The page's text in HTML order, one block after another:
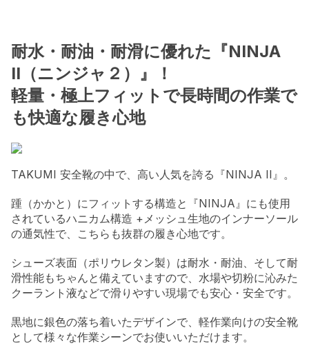
耐水・耐油・耐滑に優れた『NINJA
II（ニンジャ２）』！
軽量・極上フィットで長時間の作業で
も快適な履き心地
TAKUMI 安全靴の中で、高い人気を誇る『NINJA II』。
踵（かかと）にフィットする構造と『NINJA』にも使用
されているハニカム構造 +メッシュ生地のインナーソール
の通気性で、こちらも抜群の履き心地です。
シューズ表面（ポリウレタン製）は耐水・耐油、そして耐
滑性能もちゃんと備えていますので、水場や切粉に沁みた
クーラント液などで滑りやすい現場でも安心・安全です。
黒地に銀色の落ち着いたデザインで、軽作業向けの安全靴
として様々な作業シーンでお使いいただけます。